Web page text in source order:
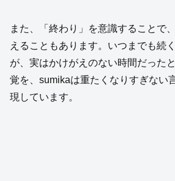
また、「終わり」を意識することで
えることもあります。いつまでも続
が、実はかけがえのない時間だった
覚を、sumikaは重たくなりすぎない
現しています。